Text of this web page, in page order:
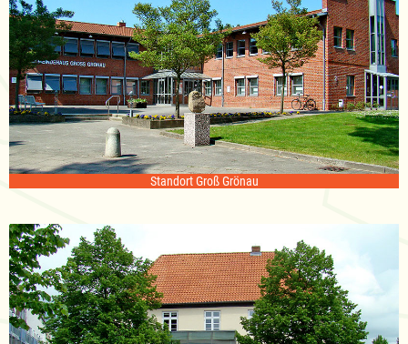
Standort Groß Grönau